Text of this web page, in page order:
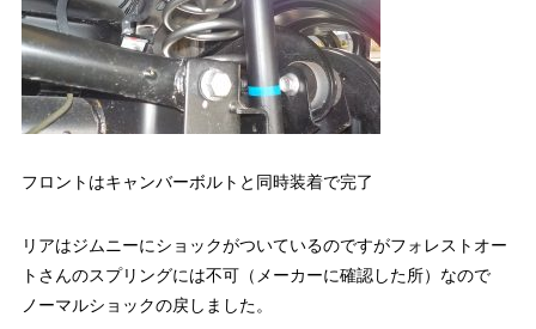
フロントはキャンバーボルトと同時装着で完了
リアはジムニーにショックがついているのですがフォレストオー
トさんのスプリングには不可（メーカーに確認した所）なので
ノーマルショックの戻しました。